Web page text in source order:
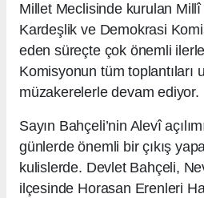
Millet Meclisinde kurulan Millî
Kardeşlik ve Demokrasi
eden süreçte çok önemli
Komisyonun tüm toplantıları
müzakerelerle devam ediyor.
Sayın Bahçeli’nin Alevî
günlerde önemli bir çıkış
kulislerde. Devlet Bahçeli,
ilçesinde Horasan Erenleri